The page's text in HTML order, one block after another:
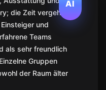
AI
die Zeit vergeht
und
Teams
als sehr freundlich
Gruppen
der Raum älter